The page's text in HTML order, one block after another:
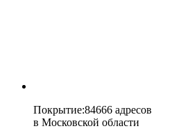
Покрытие:84666 адресов
в Московской области